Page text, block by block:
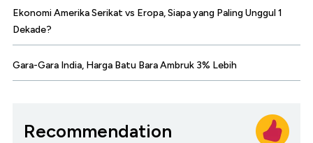
Ekonomi Amerika Serikat vs Eropa, Siapa yang Paling Unggul 1
Dekade?
Gara-Gara India, Harga Batu Bara Ambruk 3% Lebih
Recommendation